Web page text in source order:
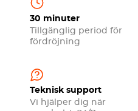
30 minuter
Tillgänglig period för
fördröjning
Teknisk support
Vi hjälper dig när